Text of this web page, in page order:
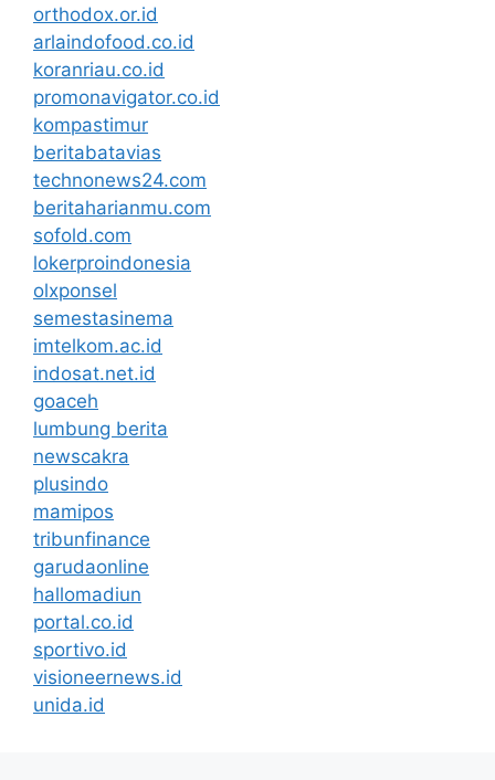
orthodox.or.id
arlaindofood.co.id
koranriau.co.id
promonavigator.co.id
kompastimur
beritabatavias
technonews24.com
beritaharianmu.com
sofold.com
lokerproindonesia
olxponsel
semestasinema
imtelkom.ac.id
indosat.net.id
goaceh
lumbung berita
newscakra
plusindo
mamipos
tribunfinance
garudaonline
hallomadiun
portal.co.id
sportivo.id
visioneernews.id
unida.id